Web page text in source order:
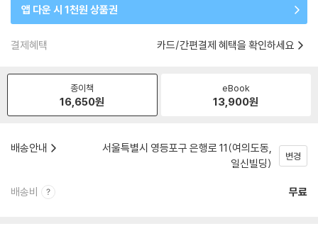
앱 다운 시 1천원 상품권
결제혜택 카드/간편결제 혜택을 확인하세요
종이책
16,650원
eBook
13,900원
배송안내
서울특별시 영등포구 은행로 11(여의도동,
일신빌딩)
변경
배송비 무료